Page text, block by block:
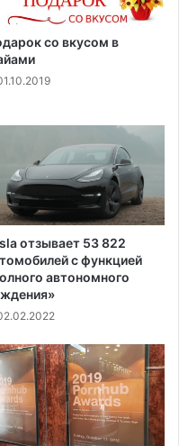
со вкусом в
отзывает 53 822
с функцией
автономного